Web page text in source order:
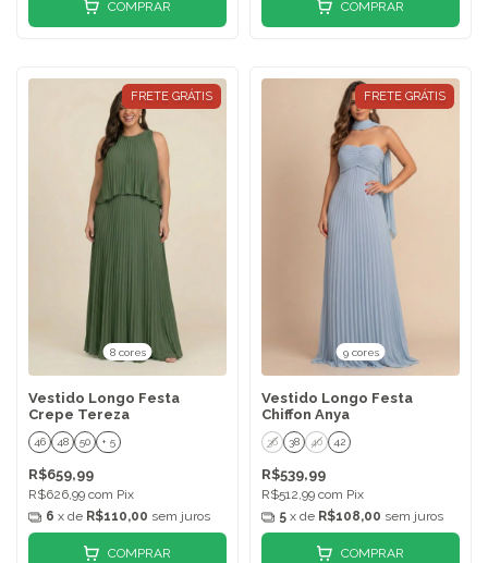
COMPRAR COMPRAR
FRETE GRÁTIS
8 cores
Vestido Longo Festa
Crepe Tereza
46 48 50 + 5
R$659,99
R$626,99 com Pix
6 x de R$110,00 sem juros
COMPRAR
FRETE GRÁTIS
9 cores
Vestido Longo Festa
Chiffon Anya
36 38 40 42
R$539,99
R$512,99 com Pix
5 x de R$108,00 sem juros
COMPRAR